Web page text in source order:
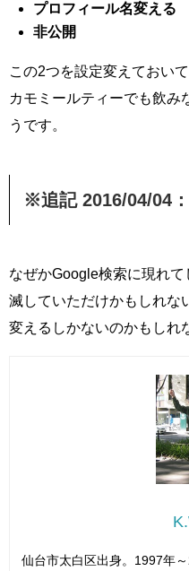
プロフィール名変える
非公開
この2つを設定変えておい
カモミールティーでも飲み
うです。
※追記 2016/04/04
なぜかGoogle検索に現れ
滅していただけかもしれな
変えるしかないのかもしれ
仙台市太白区出身。1997年